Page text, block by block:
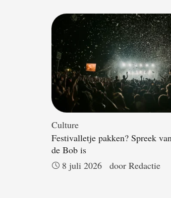
Culture
Festivalletje pakken? Spreek
de Bob is
8 juli 2026
door Redactie